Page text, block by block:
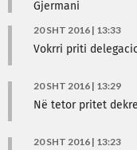
Gjermani
20 SHT 2016 | 13:33
Vokrri priti
20 SHT 2016 | 13:29
Në tetor pritet
20 SHT 2016 | 13:23